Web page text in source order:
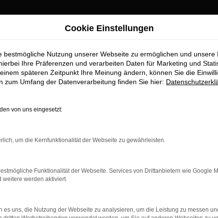
leasen,
Wahl
noch steigern lässt, inhaltlich jedoch nicht. Fest steht,
Wir sind stolz darauf, die Modelle von Audi bereits seit
Audi RS Q8 Neuwagen sind naturgemäß das „Non-Plus-
bestimmen die Lackierung, Motorisierung und natürlich
Cookie Einstellungen
bestmögliche Nutzung unserer Webseite zu ermöglichen und unsere
Ihre Präferenzen und verarbeiten Daten für Marketing und
späteren Zeitpunkt Ihre Meinung ändern, können Sie die
zum Umfang der Datenverarbeitung finden Sie hier:
von uns eingesetzt:
um die Kernfunktionalität der Webseite zu gewährleisten.
Funktionalität der Webseite. Services von Drittanbietern wie Google
weitere werden aktiviert.
es uns, die Nutzung der Webseite zu analysieren, um die Leistung zu messen